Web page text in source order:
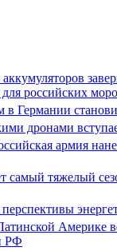
российских
в Германии
дронами
армия
самый тяжелый
перспективы
Америке
РФ